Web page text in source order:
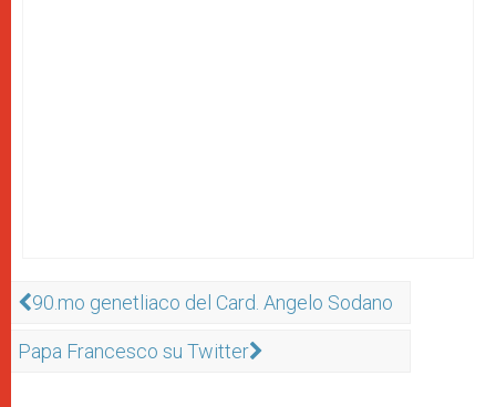
90.mo genetliaco del Card. Angelo Sodano
Papa Francesco su Twitter